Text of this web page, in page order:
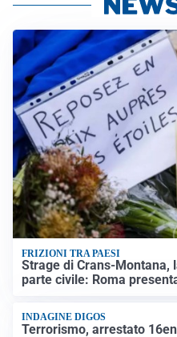
FRIZIONI TRA PAESI
Strage di Crans-Montana,
parte civile: Roma
INDAGINE DIGOS
Terrorismo, arrestato